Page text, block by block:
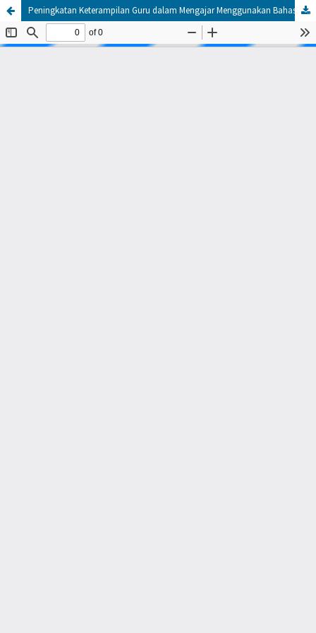
Peningkatan Keterampilan Guru dalam Mengajar Menggunakan Bahasa Inggris di Sekolah-Sekolah Swasta Terkemuka di Jawa Tengah melalui In House Training (IHT)